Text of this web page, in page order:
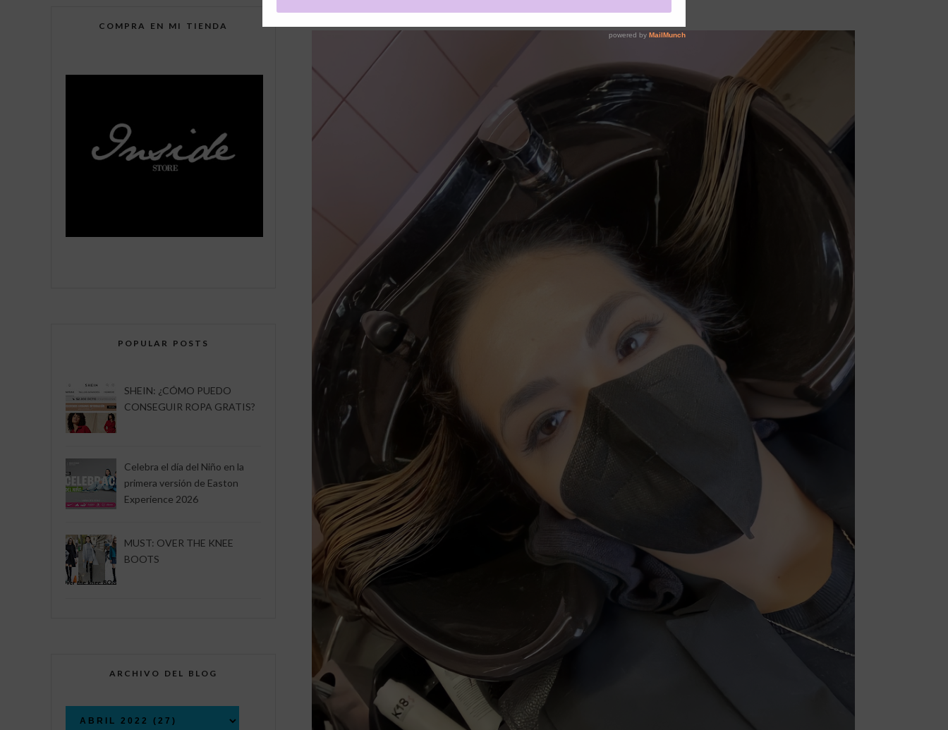
COMPRA EN MI TIENDA
POPULAR POSTS
SHEIN: ¿CÓMO PUEDO
CONSEGUIR ROPA GRATIS?
Celebra el día del Niño en la
primera versión de Easton
Experience 2026
MUST: OVER THE KNEE
BOOTS
ARCHIVO DEL BLOG